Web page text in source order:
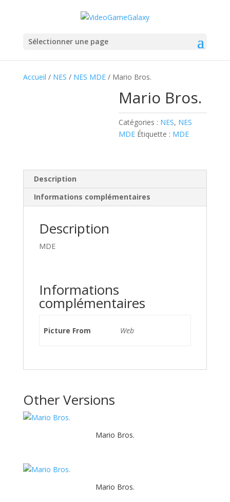
Sélectionner une page
Accueil / NES / NES MDE/ Mario Bros.
Mario Bros.
Catégories : NES, NES
MDE Étiquette : MDE
Description
Informations complémentaires
Description
MDE
Informations
complémentaires
Picture From Web
Other Versions
Mario Bros.
Mario Bros.